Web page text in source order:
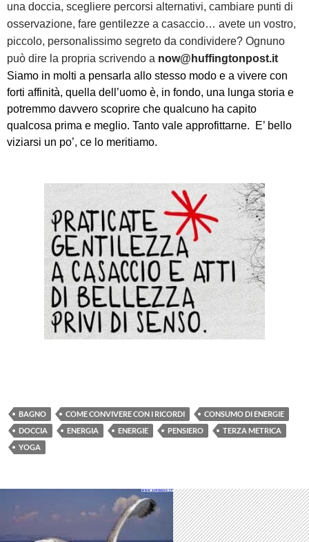
una doccia, scegliere percorsi alternativi, cambiare punti di
osservazione, fare gentilezze a casaccio… avete un vostro,
piccolo, personalissimo segreto da condividere? Ognuno
può dire la propria scrivendo a now@huffingtonpost.it
Siamo in molti a pensarla allo stesso modo e a vivere con
forti affinità, quella dell’uomo è, in fondo, una lunga storia e
potremmo davvero scoprire che qualcuno ha capito
qualcosa prima e meglio. Tanto vale approfittarne. E’ bello
viziarsi un po’, ce lo meritiamo.
BAGNO COME CONVIVERE CON I RICORDI
CONSUMO DI ENERGIE
DOCCIA
ENERGIA ENERGIE PENSIERO
TERZA METRICA
YOGA